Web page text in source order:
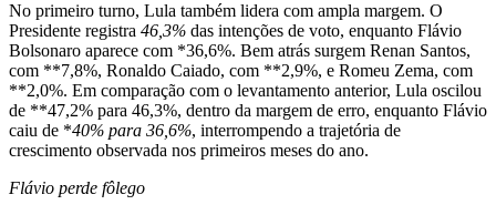
No primeiro turno, Lula também lidera com ampla margem. O
Presidente registra 46,3% das intenções de voto, enquanto Flávio
Bolsonaro aparece com *36,6%. Bem atrás surgem Renan Santos,
com **7,8%, Ronaldo Caiado, com **2,9%, e Romeu Zema, com
**2,0%. Em comparação com o levantamento anterior, Lula oscilou
de **47,2% para 46,3%, dentro da margem de erro, enquanto Flávio
caiu de *40% para 36,6%, interrompendo a trajetória de
crescimento observada nos primeiros meses do ano.
Flávio perde fôlego